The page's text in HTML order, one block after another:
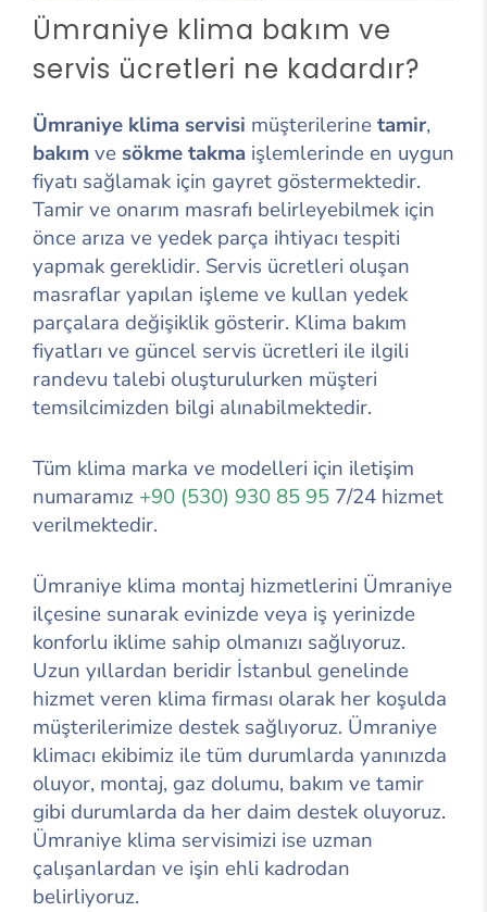
Ümraniye klima bakım ve
servis ücretleri ne kadardır?
Ümraniye klima servisi müşterilerine tamir,
bakımve sökme takma işlemlerinde en uygun
fiyatı sağlamak için gayret göstermektedir.
Tamir ve onarım masrafı belirleyebilmek için
önce arıza ve yedek parça ihtiyacı tespiti
yapmak gereklidir. Servis ücretleri oluşan
masraflar yapılan işleme ve kullan yedek
parçalara değişiklik gösterir. Klima bakım
fiyatları ve güncel servis ücretleri ile ilgili
randevu talebi oluşturulurken müşteri
temsilcimizden bilgi alınabilmektedir.
Tüm klima marka ve modelleri için iletişim
numaramız +90 (530) 930 85 95 7/24 hizmet
verilmektedir.
Ümraniye klima montaj hizmetlerini Ümraniye
ilçesine sunarak evinizde veya iş yerinizde
konforlu iklime sahip olmanızı sağlıyoruz.
Uzun yıllardan beridir İstanbul genelinde
hizmet veren klima firması olarak her koşulda
müşterilerimize destek sağlıyoruz. Ümraniye
klimacı ekibimiz ile tüm durumlarda yanınızda
oluyor, montaj, gaz dolumu, bakım ve tamir
gibi durumlarda da her daim destek oluyoruz.
Ümraniye klima servisimizi ise uzman
çalışanlardan ve işin ehli kadrodan
belirliyoruz.